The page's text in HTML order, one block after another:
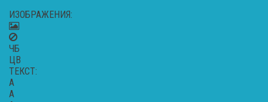
ИЗОБРАЖЕНИЯ:
ЧБ
ЦВ
ТЕКСТ:
A
A